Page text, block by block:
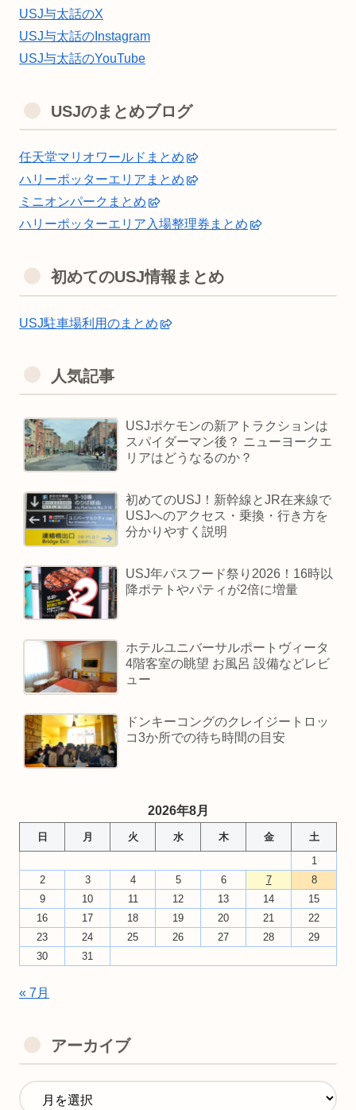
USJ与太話のX
USJ与太話のInstagram
USJ与太話のYouTube
USJのまとめブログ
任天堂マリオワールドまとめ
ハリーポッターエリアまとめ
ミニオンパークまとめ
ハリーポッターエリア入場整理券まとめ
初めてのUSJ情報まとめ
USJ駐車場利用のまとめ
人気記事
USJポケモンの新アトラクションは
スパイダーマン後？ ニューヨークエ
リアはどうなるのか？
初めてのUSJ！新幹線とJR在来線で
USJへのアクセス・乗換・行き方を
分かりやすく説明
USJ年パスフード祭り2026！16時以
降ポテトやパティが2倍に増量
ホテルユニバーサルポートヴィータ
4階客室の眺望 お風呂 設備などレビ
ュー
ドンキーコングのクレイジートロッ
コ3か所での待ち時間の目安
2026年8月
日 月 火 水 木 金
土
1
2
3 4 5 6 7
8
9
10 11 12 13 14
15
16
17 18 19 20 21
22
23
24 25 26 27 28
29
30
31
« 7月
アーカイブ